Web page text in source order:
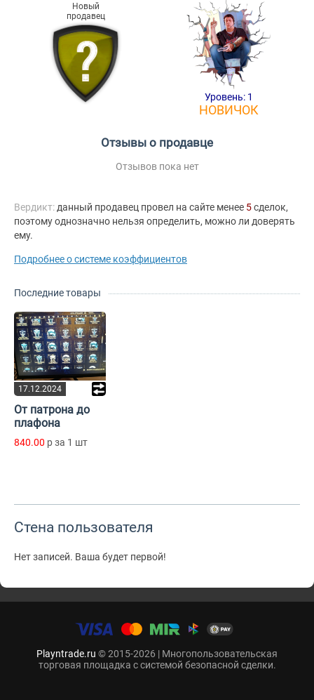
Новый
продавец
Уровень: 1
НОВИЧОК
Отзывы о продавце
Отзывов пока нет
Вердикт: данный продавец провел на сайте менее 5сделок,
поэтому однозначно нельзя определить, можно ли доверять
ему.
Подробнее о системе коэффициентов
Последние товары
17.12.2024
От патрона до
плафона
840.00 p за 1 шт
Стена пользователя
Нет записей. Ваша будет первой!
Playntrade.ru © 2015-2026 | Многопользовательская
торговая площадка с системой безопасной сделки.